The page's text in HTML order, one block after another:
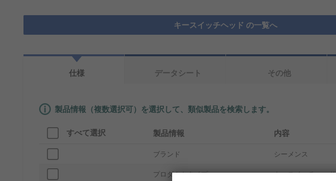
キースイッチヘッド の一覧へ
仕様 データシート その他
製品情報（複数選択可）を選択して、類似製品を検索します。
すべて選択 製品情報 内容
ブランド シーメンス
プロダクトタイプ キースイッチヘッド